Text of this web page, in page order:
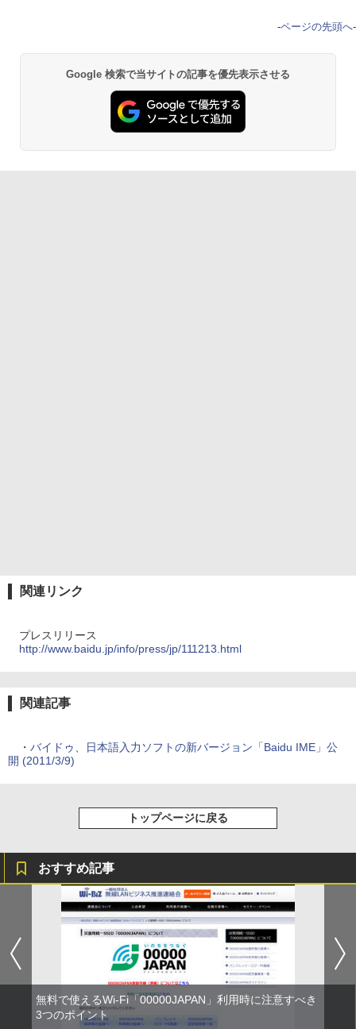
-ページの先頭へ-
Google 検索で当サイトの記事を優先表示させる
関連リンク
プレスリリース
http://www.baidu.jp/info/press/jp/111213.html
関連記事
・ バイドゥ、日本語入力ソフトの新バージョン「Baidu IME」公
開 (2011/3/9)
トップページに戻る
おすすめ記事
無料で使えるWi-Fi「00000JAPAN」利用時に注意すべき
3つのポイント